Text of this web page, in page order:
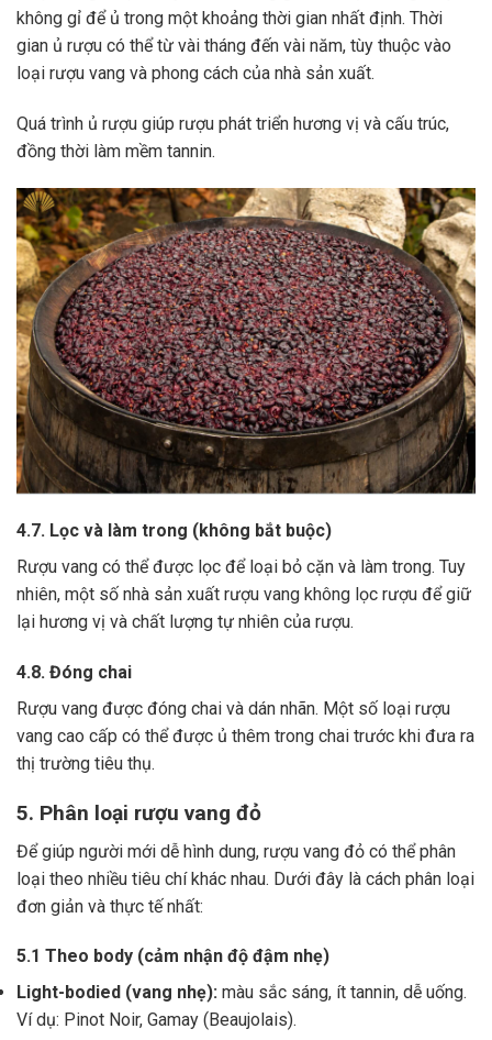
không gỉ để ủ trong một khoảng thời gian nhất định. Thời
gian ủ rượu có thể từ vài tháng đến vài năm, tùy thuộc vào
loại rượu vang và phong cách của nhà sản xuất.
Quá trình ủ rượu giúp rượu phát triển hương vị và cấu trúc,
đồng thời làm mềm tannin.
4.7. Lọc và làm trong (không bắt buộc)
Rượu vang có thể được lọc để loại bỏ cặn và làm trong. Tuy
nhiên, một số nhà sản xuất rượu vang không lọc rượu để giữ
lại hương vị và chất lượng tự nhiên của rượu.
4.8. Đóng chai
Rượu vang được đóng chai và dán nhãn. Một số loại rượu
vang cao cấp có thể được ủ thêm trong chai trước khi đưa ra
thị trường tiêu thụ.
5. Phân loại rượu vang đỏ
Để giúp người mới dễ hình dung, rượu vang đỏ có thể phân
loại theo nhiều tiêu chí khác nhau. Dưới đây là cách phân loại
đơn giản và thực tế nhất:
5.1 Theo body (cảm nhận độ đậm nhẹ)
Light-bodied (vang nhẹ): màu sắc sáng, ít tannin, dễ uống.
Ví dụ: Pinot Noir, Gamay (Beaujolais).